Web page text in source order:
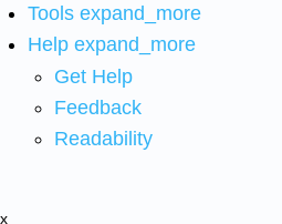
Tools expand_more
Help expand_more
Get Help
Feedback
Readability
x